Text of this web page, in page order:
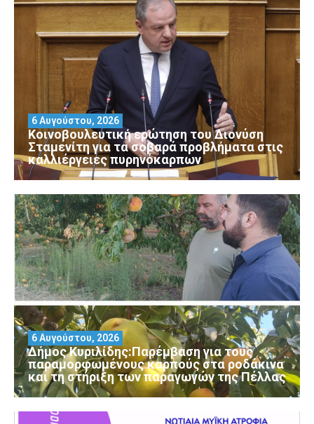
Κοινοβουλευτική ερώτηση του Διονύση
Σταμενίτη για τα σοβαρά προβλήματα στις
καλλιέργειες πυρηνόκαρπων
6 Αυγούστου, 2026
Δήμος Κυριλίδης:Παρέμβαση για τους
παραμορφωμένους καρπούς στα ροδάκινα
και τη στήριξη των παραγωγών της Πέλλας
6 Αυγούστου, 2026